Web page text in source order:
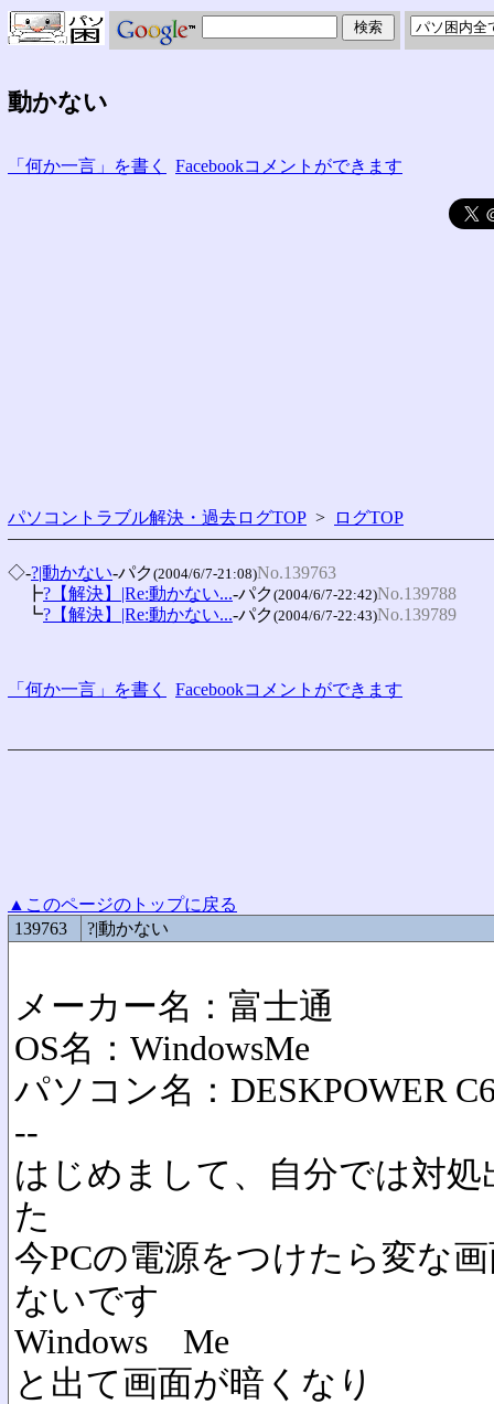
動かない
「何か一言」を書く Facebookコメントができます
パソコントラブル解決・過去ログTOP > ログTOP
◇-?|動かない-パク(2004/6/7-21:08)No.139763
┣?【解決】|Re:動かない...-パク(2004/6/7-22:42)No.139788
┗?【解決】|Re:動かない...-パク(2004/6/7-22:43)No.139789
「何か一言」を書く Facebookコメントができます
▲このページのトップに戻る
139763
?|動かない
メーカー名：富士通
OS名：WindowsMe
パソコン名：DESKPOWER
--
はじめまして、自分では対
た
今PCの電源をつけたら変な
ないです
Windows Me
と出て画面が暗くなり